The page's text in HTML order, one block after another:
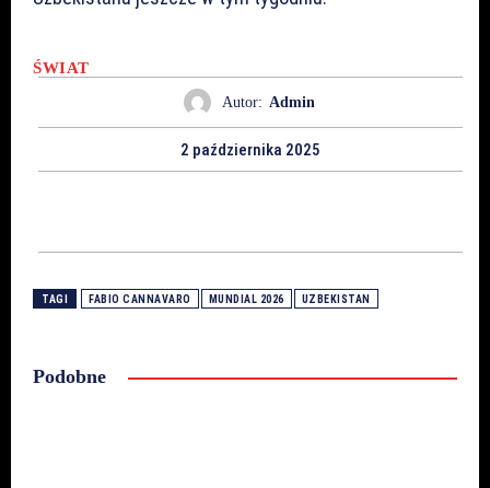
ŚWIAT
Autor: Admin
2 października 2025
TAGI FABIO CANNAVARO MUNDIAL 2026 UZBEKISTAN
Podobne